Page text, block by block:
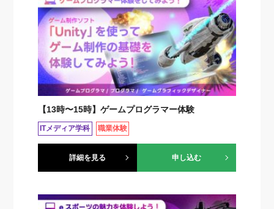
【13時〜15時】ゲームプログラマー体験
ITメディア学科 職業体験
詳細を見る 申し込む